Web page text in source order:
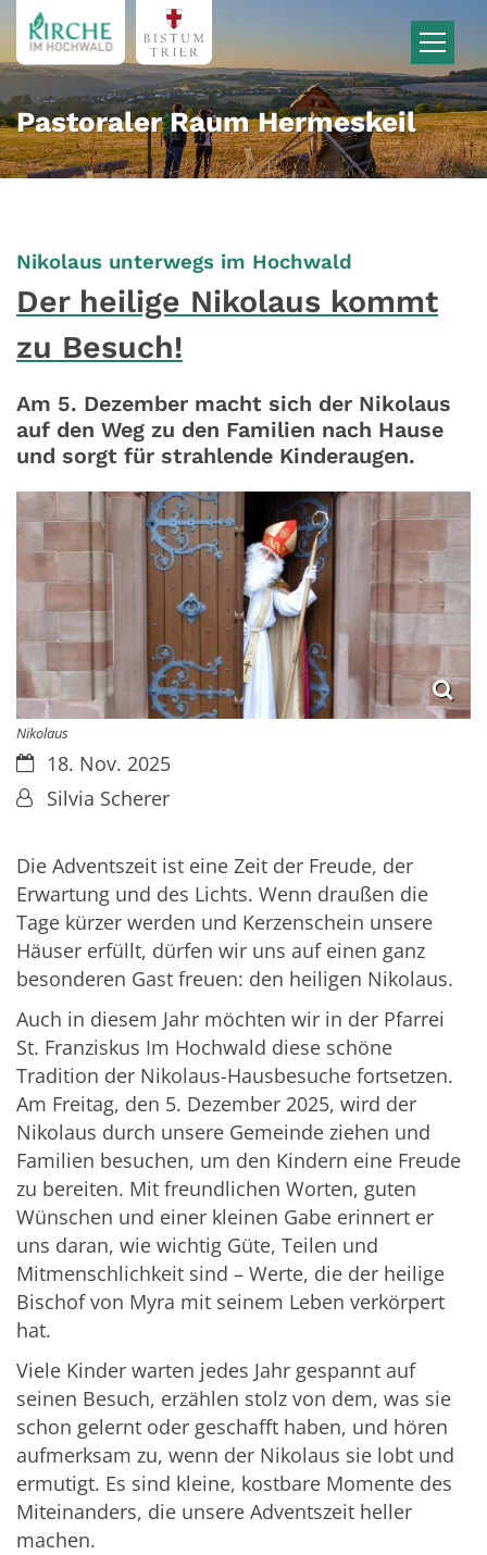
Zum Inhalt springen
Pastoraler Raum Hermeskeil
Nikolaus unterwegs im Hochwald
Der heilige Nikolaus kommt
zu Besuch!
Am 5. Dezember macht sich der Nikolaus
auf den Weg zu den Familien nach Hause
und sorgt für strahlende Kinderaugen.
Nikolaus
Datum:18. Nov. 2025
Von:Silvia Scherer
Die Adventszeit ist eine Zeit der Freude, der
Erwartung und des Lichts. Wenn draußen die
Tage kürzer werden und Kerzenschein unsere
Häuser erfüllt, dürfen wir uns auf einen ganz
besonderen Gast freuen: den heiligen Nikolaus.
Auch in diesem Jahr möchten wir in der Pfarrei
St. Franziskus Im Hochwald diese schöne
Tradition der Nikolaus-Hausbesuche fortsetzen.
Am Freitag, den 5. Dezember 2025, wird der
Nikolaus durch unsere Gemeinde ziehen und
Familien besuchen, um den Kindern eine Freude
zu bereiten. Mit freundlichen Worten, guten
Wünschen und einer kleinen Gabe erinnert er
uns daran, wie wichtig Güte, Teilen und
Mitmenschlichkeit sind – Werte, die der heilige
Bischof von Myra mit seinem Leben verkörpert
hat.
Viele Kinder warten jedes Jahr gespannt auf
seinen Besuch, erzählen stolz von dem, was sie
schon gelernt oder geschafft haben, und hören
aufmerksam zu, wenn der Nikolaus sie lobt und
ermutigt. Es sind kleine, kostbare Momente des
Miteinanders, die unsere Adventszeit heller
machen.